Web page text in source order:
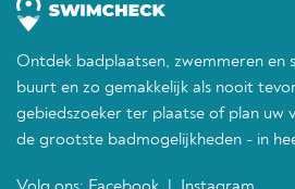
Ontdek badplaatsen, zwemmeren en
buurt en zo gemakkelijk als nooit
gebiedszoeker ter plaatse of plan uw
de grootste badmogelijkheden - in